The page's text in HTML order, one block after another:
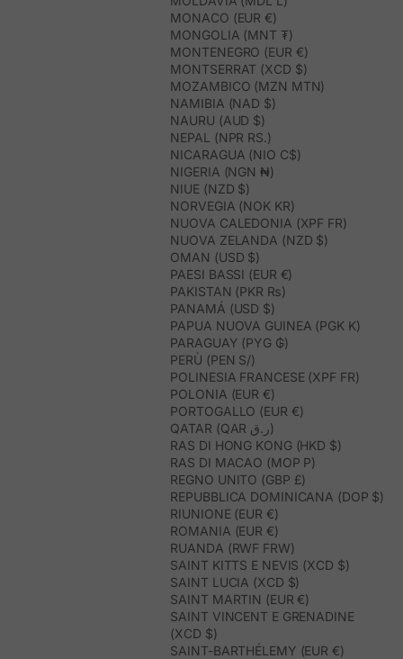
MONACO (EUR €)
MONGOLIA (MNT ₮)
MONTENEGRO (EUR €)
MONTSERRAT (XCD $)
MOZAMBICO (MZN MTN)
NAMIBIA (NAD $)
NAURU (AUD $)
NEPAL (NPR RS.)
NICARAGUA (NIO C$)
NIGERIA (NGN ₦)
NIUE (NZD $)
NORVEGIA (NOK KR)
NUOVA CALEDONIA (XPF FR)
NUOVA ZELANDA (NZD $)
OMAN (USD $)
PAESI BASSI (EUR €)
PAKISTAN (PKR ₨)
PANAMÁ (USD $)
PAPUA NUOVA GUINEA (PGK K)
PARAGUAY (PYG ₲)
PERÙ (PEN S/)
POLINESIA FRANCESE (XPF FR)
POLONIA (EUR €)
PORTOGALLO (EUR €)
QATAR (QAR ر.ق)
RAS DI HONG KONG (HKD $)
RAS DI MACAO (MOP P)
REGNO UNITO (GBP £)
REPUBBLICA DOMINICANA (DOP $)
RIUNIONE (EUR €)
ROMANIA (EUR €)
RUANDA (RWF FRW)
SAINT KITTS E NEVIS (XCD $)
SAINT LUCIA (XCD $)
SAINT MARTIN (EUR €)
SAINT VINCENT E GRENADINE
(XCD $)
SAINT-BARTHÉLEMY (EUR €)